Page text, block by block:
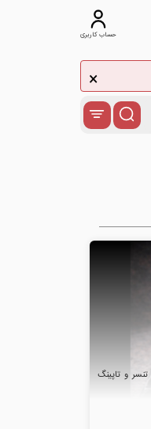
حساب کاربری
×
تنسر و تاپینگ